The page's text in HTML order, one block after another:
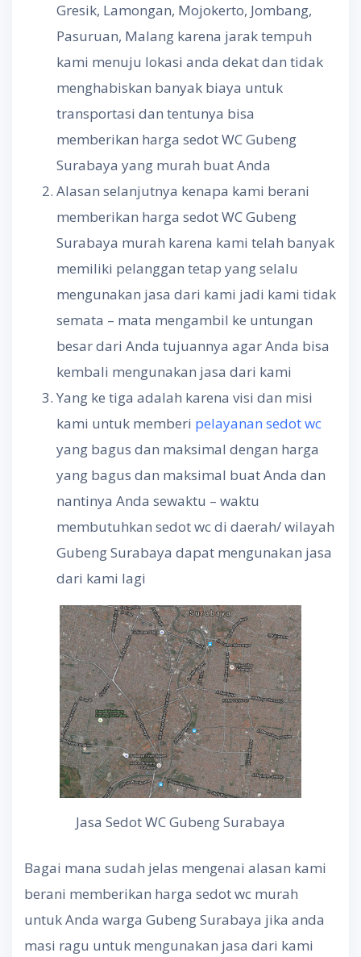
Gresik, Lamongan, Mojokerto, Jombang,
Pasuruan, Malang karena jarak tempuh
kami menuju lokasi anda dekat dan tidak
menghabiskan banyak biaya untuk
transportasi dan tentunya bisa
memberikan harga sedot WC Gubeng
Surabaya yang murah buat Anda
Alasan selanjutnya kenapa kami berani
memberikan harga sedot WC Gubeng
Surabaya murah karena kami telah banyak
memiliki pelanggan tetap yang selalu
mengunakan jasa dari kami jadi kami tidak
semata – mata mengambil ke untungan
besar dari Anda tujuannya agar Anda bisa
kembali mengunakan jasa dari kami
Yang ke tiga adalah karena visi dan misi
kami untuk memberi pelayanan sedot wc
yang bagus dan maksimal dengan harga
yang bagus dan maksimal buat Anda dan
nantinya Anda sewaktu – waktu
membutuhkan sedot wc di daerah/ wilayah
Gubeng Surabaya dapat mengunakan jasa
dari kami lagi
Jasa Sedot WC Gubeng Surabaya
Bagai mana sudah jelas mengenai alasan kami
berani memberikan harga sedot wc murah
untuk Anda warga Gubeng Surabaya jika anda
masi ragu untuk mengunakan jasa dari kami